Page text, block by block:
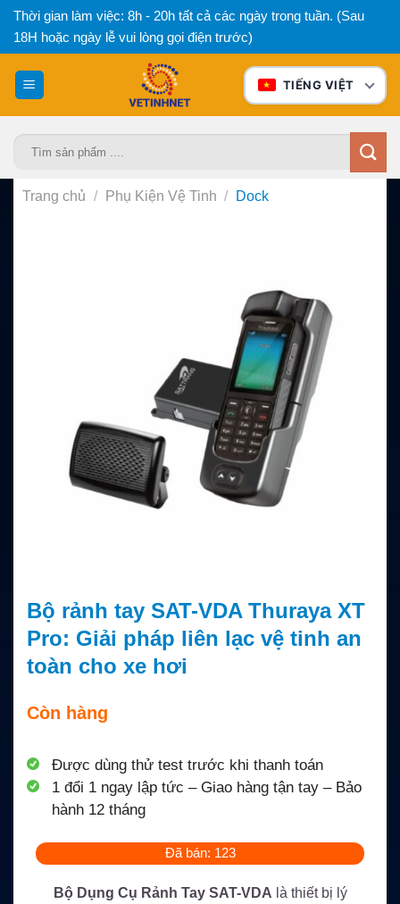
Bỏ
qua
nội
dung
Thời gian làm việc: 8h - 20h tất cả các ngày trong tuần. (Sau
18H hoặc ngày lễ vui lòng gọi điện trước)
TIẾNG VIỆT
Trang chủ / Phụ Kiện Vệ Tinh / Dock
Bộ rảnh tay SAT-VDA Thuraya XT
Pro: Giải pháp liên lạc vệ tinh an
toàn cho xe hơi
Còn hàng
Được dùng thử test trước khi thanh toán
1 đổi 1 ngay lập tức – Giao hàng tận tay – Bảo
hành 12 tháng
Đã bán: 123
Bộ Dụng Cụ Rảnh Tay SAT-VDA là thiết bị lý